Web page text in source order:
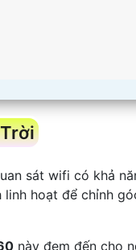
sát wifi có khả
hoạt để chỉnh
này đem đến cho